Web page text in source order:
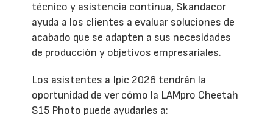
técnico y asistencia continua, Skandacor
ayuda a los clientes a evaluar soluciones de
acabado que se adapten a sus necesidades
de producción y objetivos empresariales.
Los asistentes a Ipic 2026 tendrán la
oportunidad de ver cómo la LAMpro Cheetah
S15 Photo puede ayudarles a: